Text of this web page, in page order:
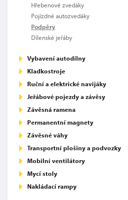
Hřebenové zvedáky
Pojízdné autozvedáky
Podpěry
Dílenské jeřáby
Vybavení autodílny
Kladkostroje
Ruční a elektrické navijáky
Jeřábové pojezdy a závěsy
Závěsná ramena
Permanentní magnety
Závěsné váhy
Transportní plošiny a podvozky
Mobilní ventilátory
Mycí stoly
Nakládací rampy